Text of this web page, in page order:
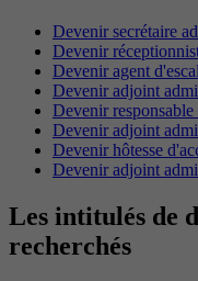
Devenir secrétaire
Devenir
Devenir agent
Devenir adjoint
Devenir responsable
Devenir adjoint
Devenir hôtesse
Devenir adjoint
Les intitulés de
recherchés